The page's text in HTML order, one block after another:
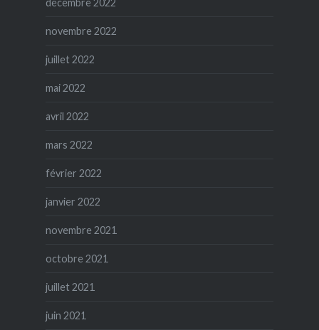
novembre 2022
juillet 2022
mai 2022
avril 2022
mars 2022
février 2022
janvier 2022
novembre 2021
octobre 2021
juillet 2021
juin 2021